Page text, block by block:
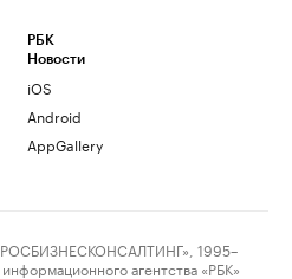
РБК
Новости
iOS
Android
AppGallery
1995–
агентства «РБК»